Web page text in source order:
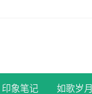
印象笔记 如歌岁月